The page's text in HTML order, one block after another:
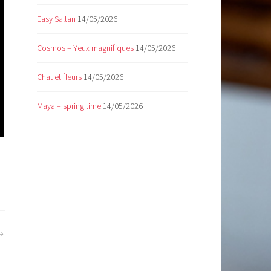
Easy Saltan 14/05/2026
Cosmos – Yeux magnifiques 14/05/2026
Chat et fleurs 14/05/2026
Maya – spring time 14/05/2026